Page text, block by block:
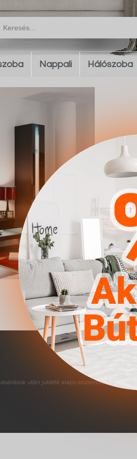
Nappali Hálószoba
után jutalék alapú elszámolás történik.